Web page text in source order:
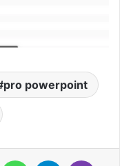
pro powerpoint
MessengerWhatsAppTelegram